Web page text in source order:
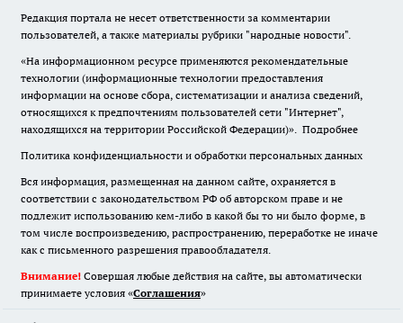
Редакция портала не несет ответственности за комментарии
пользователей, а также материалы рубрики "народные новости".
«На информационном ресурсе применяются рекомендательные
технологии (информационные технологии предоставления
информации на основе сбора, систематизации и анализа сведений,
относящихся к предпочтениям пользователей сети "Интернет",
находящихся на территории Российской Федерации)». Подробнее
Политика конфиденциальности и обработки персональных данных
Вся информация, размещенная на данном сайте, охраняется в
соответствии с законодательством РФ об авторском праве и не
подлежит использованию кем-либо в какой бы то ни было форме, в
том числе воспроизведению, распространению, переработке не иначе
как с письменного разрешения правообладателя.
Внимание! Совершая любые действия на сайте, вы автоматически
принимаете условия «Cоглашения»